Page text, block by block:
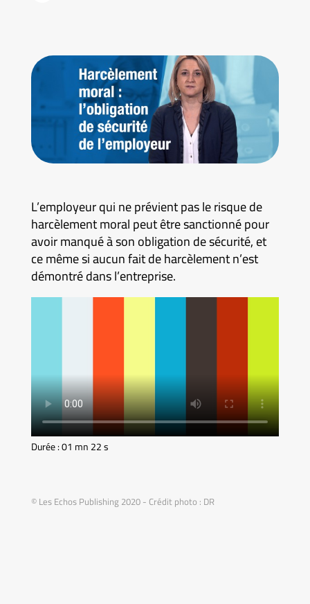
L’employeur qui ne prévient pas le risque de
harcèlement moral peut être sanctionné pour
avoir manqué à son obligation de sécurité, et
ce même si aucun fait de harcèlement n’est
démontré dans l’entreprise.
Durée : 01 mn 22 s
© Les Echos Publishing 2020 - Crédit photo : DR